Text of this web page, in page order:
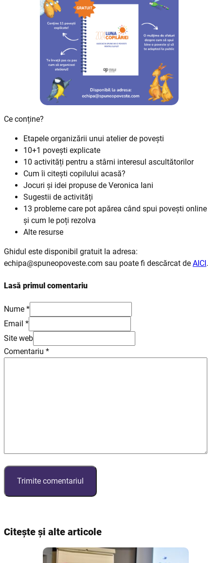
Ce conține?
Etapele organizării unui atelier de povești
10+1 povești explicate
10 activități pentru a stârni interesul ascultătorilor
Cum îi citești copilului acasă?
Jocuri și idei propuse de Veronica Iani
Sugestii de activități
13 probleme care pot apărea când spui povești online
și cum le poți rezolva
Alte resurse
Ghidul este disponibil gratuit la adresa:
echipa@spuneopoveste.com sau poate fi descărcat de AICI.
Lasă primul comentariu
Nume *
Email *
Site web
Comentariu *
Citește și alte articole